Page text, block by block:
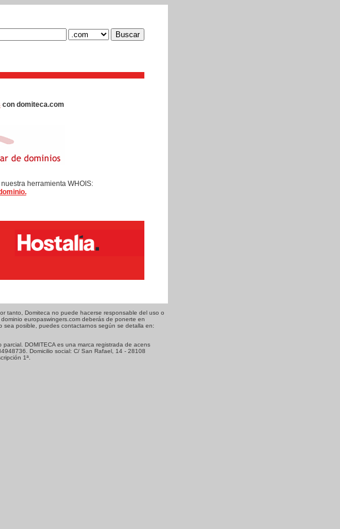
Buscar
con domiteca.com
herramienta WHOIS:
tanto, Domiteca no puede hacerse responsable del uso o
europaswingers.com deberás de ponerte en
sea posible, puedes contactarnos según se detalla en:
DOMITECA es una marca registrada de acens
Domicilio social: C/ San Rafael, 14 - 28108
1ª.